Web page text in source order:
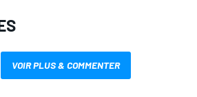
VOIR PLUS & COMMENTER